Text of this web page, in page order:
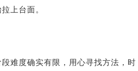
上台面。
难度确实有限，用心寻找方法，时